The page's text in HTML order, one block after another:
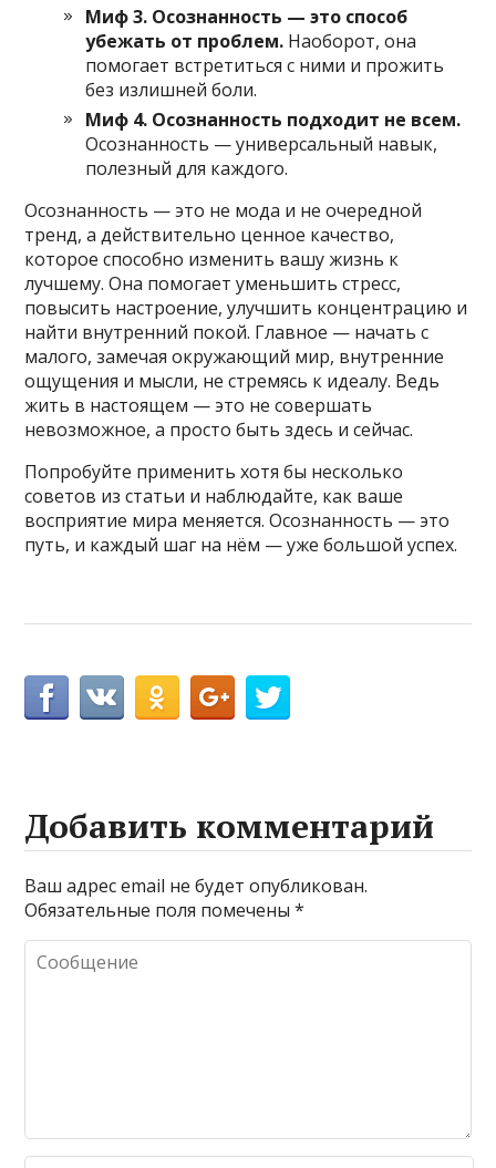
Миф 3. Осознанность — это способ
убежать от проблем. Наоборот, она
помогает встретиться с ними и прожить
без излишней боли.
Миф 4. Осознанность подходит не всем.
Осознанность — универсальный навык,
полезный для каждого.
Осознанность — это не мода и не очередной
тренд, а действительно ценное качество,
которое способно изменить вашу жизнь к
лучшему. Она помогает уменьшить стресс,
повысить настроение, улучшить концентрацию и
найти внутренний покой. Главное — начать с
малого, замечая окружающий мир, внутренние
ощущения и мысли, не стремясь к идеалу. Ведь
жить в настоящем — это не совершать
невозможное, а просто быть здесь и сейчас.
Попробуйте применить хотя бы несколько
советов из статьи и наблюдайте, как ваше
восприятие мира меняется. Осознанность — это
путь, и каждый шаг на нём — уже большой успех.
Добавить комментарий
Ваш адрес email не будет опубликован.
Обязательные поля помечены*